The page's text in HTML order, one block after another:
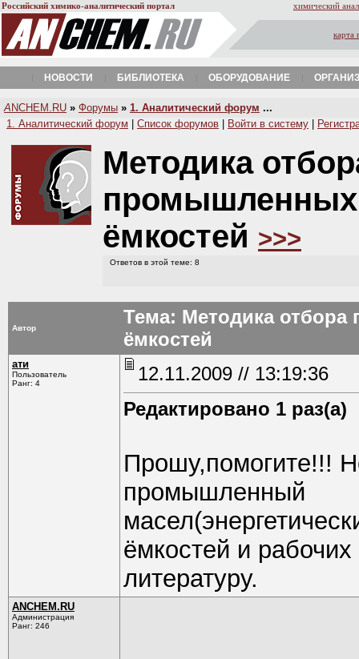
Российский химико-аналитический портал химический
карта
НОВОСТИ БИБЛИОТЕКА ОБОРУДОВАНИЕ
A NCHEM.RU » Форумы » 1. Аналитический форум ...
1. Аналитический форум
Список форумов Войти в систему
Методика
промышленных
ёмкостей >>>
Ответов в этой теме: 8
Автор
Тема: Методика
ёмкостей
ати
Пользователь
Ранг: 4
12.11.2009 // 13:19:36
Редактировано 1 раз(а)
Прошу,помогите!!!
промышленный
ёмкостей и
литературу.
ANCHEM.RU
Администрация
Ранг: 246